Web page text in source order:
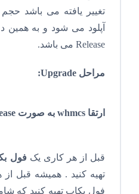
تغییر یافته می باشد
Release می باشد.
مراحل Upgrade:
ارتقا whmcs به صورت Full Release ورژن
قبل از هر کاری یک فول
تهیه کنید . همیشه قبل از